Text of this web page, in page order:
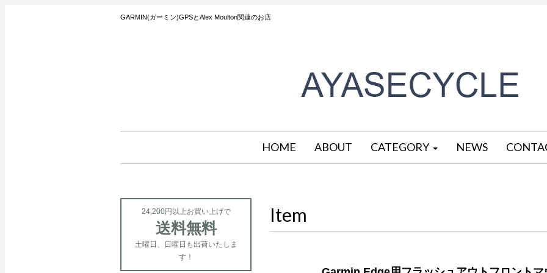
GARMIN(ガーミン)GPSとAlex Moulton関連のお店
HOME ABOUT CATEGORY NEWS
Item
24,200円以上お買い上げで
送料無料
土曜日、日曜日も出荷いたしま
す！